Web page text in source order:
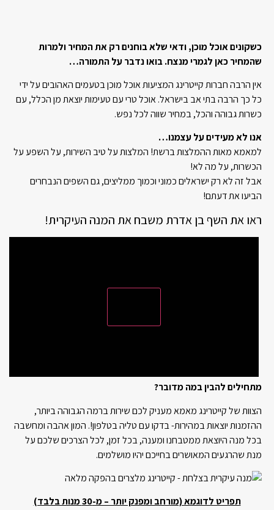
כשקונים אוכל מוכן, ודאי שלא בוחנים רק את המחיר ולמרות
שהמחיר כאן לגמרי מנצח. בואו נדבר על התמורה…
אין הרבה חברות קייטרינג המציעות אוכל מוכן בטעמים האהובים על ידי
כל כך הרבה בתי אב בישראל. אוכל טרי עם טעימות יוצאת מן הכלל, עם
כשרות גבוהה והכל, במחיר שווה לכל נפש.
אנו לא מעידים על עצמנו…
למאמא מאות ההמלצות ברשת! המלצות על טיב השירות, על השפע על
הכשרות, על מה לא!
אבל זה לא רק ישראלים כמוני וכמוך ממליצים, גם השפים הנבחרים
הביעו את דעתם!
ראו את השף בן אדרת משבח את המנה העיקרית!
מתחילים להבין במה מדובר?
הצוות של קייטרינג מאמא מעניק לכם שירות ברמה הגבוהה ביותר,
ההזמנות יוצאות במהירות- בדקו עם טליה בטלפון!. המון אהבה ומחשבה
בכל מנה היוצאת ממטבחנו ומענה, בכל זמן, לכל הצרכים שלכם על
מנת שהרגעים המאושרים בחייכם יהיו מושלמים.
תפריט לדוגמא (מורחב ומפנק יותר – מ-30 מנות בלבד)